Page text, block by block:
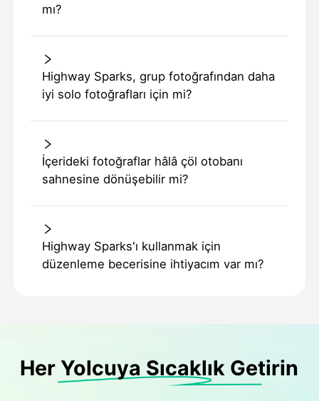
mı?
Highway Sparks, grup fotoğrafından daha
iyi solo fotoğrafları için mi?
İçerideki fotoğraflar hâlâ çöl otobanı
sahnesine dönüşebilir mi?
Highway Sparks'ı kullanmak için
düzenleme becerisine ihtiyacım var mı?
Her Yolcuya Sıcaklık Getirin